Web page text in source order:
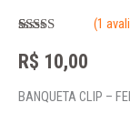
como 5.00
de 5, com
avaliação de
cliente
(1
R$ 10,00
BANQUETA CLIP –